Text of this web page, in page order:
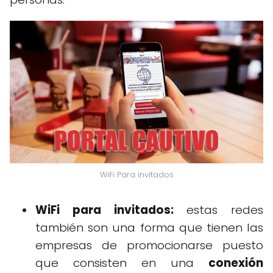
WiFi Para invitados
WiFi para invitados:estas redes
también son una forma que tienen las
empresas de promocionarse puesto
que consisten en una conexión